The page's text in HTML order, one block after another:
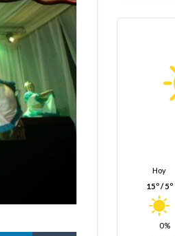
Hoy
15º / 5º
0%